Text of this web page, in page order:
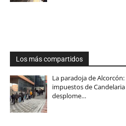
Los más compartidos
La paradoja de
impuestos de
desplome…